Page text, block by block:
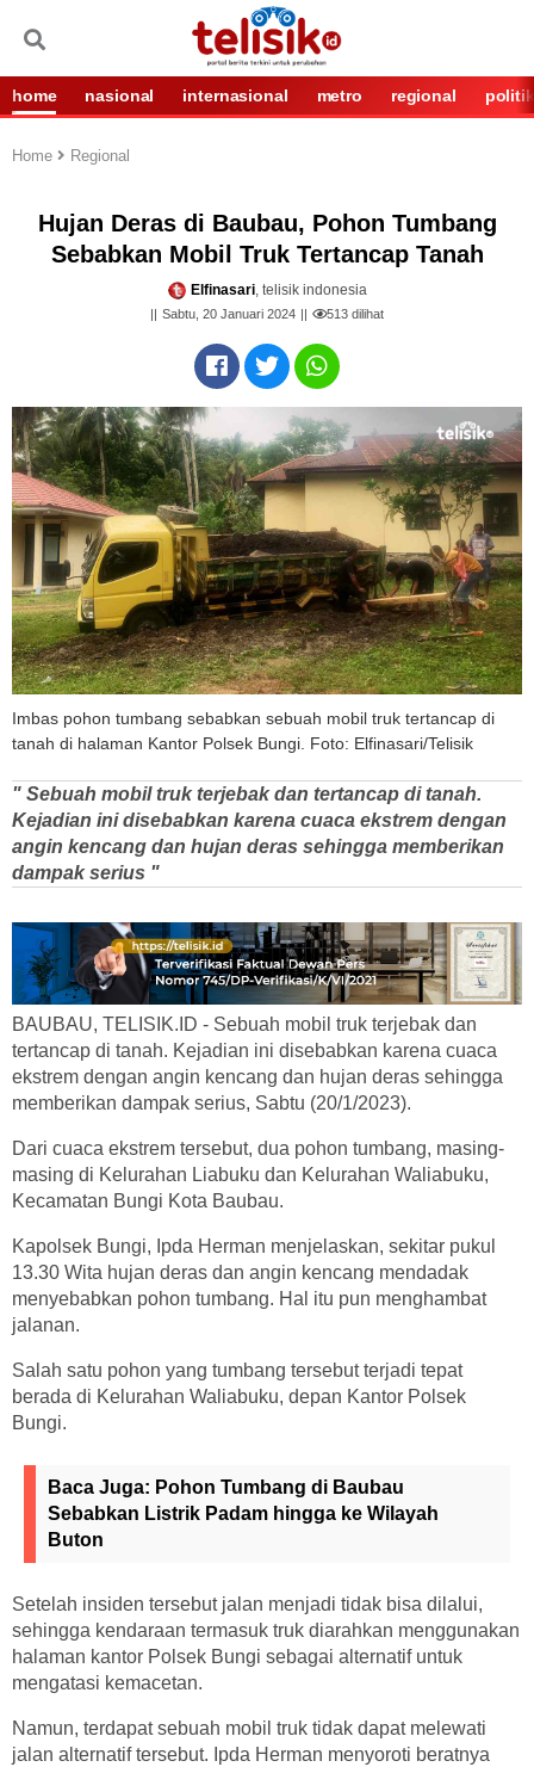
home nasional internasional metro regional politik
Home Regional
Hujan Deras di Baubau, Pohon Tumbang
Sebabkan Mobil Truk Tertancap Tanah
Elfinasari, telisik indonesia
Sabtu, 20 Januari 2024 513 dilihat
Imbas pohon tumbang sebabkan sebuah mobil truk tertancap di
tanah di halaman Kantor Polsek Bungi. Foto: Elfinasari/Telisik
" Sebuah mobil truk terjebak dan tertancap di tanah.
Kejadian ini disebabkan karena cuaca ekstrem dengan
angin kencang dan hujan deras sehingga memberikan
dampak serius "
BAUBAU, TELISIK.ID - Sebuah mobil truk terjebak dan
tertancap di tanah. Kejadian ini disebabkan karena cuaca
ekstrem dengan angin kencang dan hujan deras sehingga
memberikan dampak serius, Sabtu (20/1/2023).
Dari cuaca ekstrem tersebut, dua pohon tumbang, masing-
masing di Kelurahan Liabuku dan Kelurahan Waliabuku,
Kecamatan Bungi Kota Baubau.
Kapolsek Bungi, Ipda Herman menjelaskan, sekitar pukul
13.30 Wita hujan deras dan angin kencang mendadak
menyebabkan pohon tumbang. Hal itu pun menghambat
jalanan.
Salah satu pohon yang tumbang tersebut terjadi tepat
berada di Kelurahan Waliabuku, depan Kantor Polsek
Bungi.
Baca Juga: Pohon Tumbang di Baubau
Sebabkan Listrik Padam hingga ke Wilayah
Buton
Setelah insiden tersebut jalan menjadi tidak bisa dilalui,
sehingga kendaraan termasuk truk diarahkan menggunakan
halaman kantor Polsek Bungi sebagai alternatif untuk
mengatasi kemacetan.
Namun, terdapat sebuah mobil truk tidak dapat melewati
jalan alternatif tersebut. Ipda Herman menyoroti beratnya